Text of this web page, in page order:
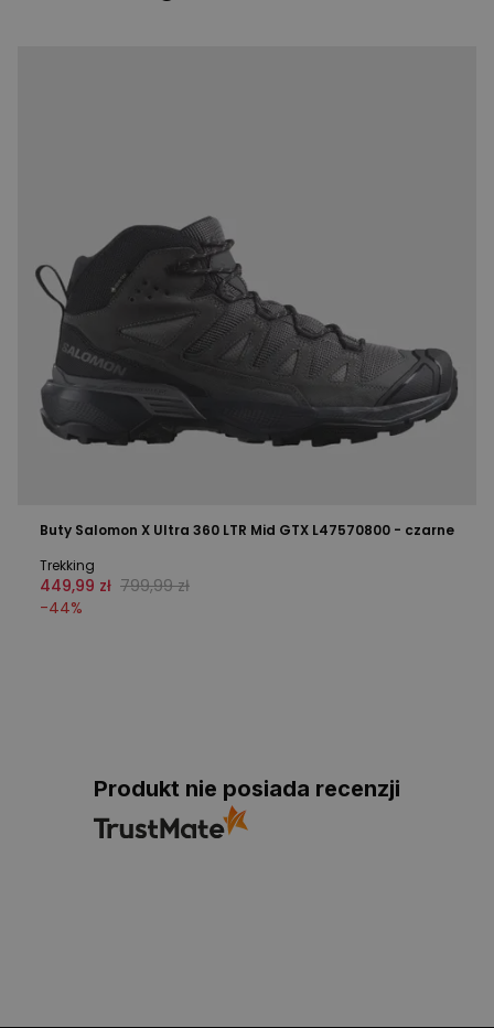
Buty Salomon X Ultra 360 LTR Mid GTX L47570800 - czarne
Trekking
449,99 zł 799,99 zł
-44%
Produkt nie posiada recenzji